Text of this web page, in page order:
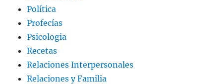
Política
Profecías
Psicologia
Recetas
Relaciones Interpersonales
Relaciones y Familia